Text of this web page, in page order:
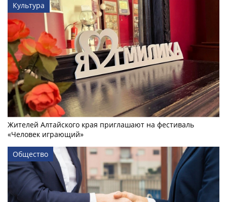
Культура
Жителей Алтайского края приглашают на фестиваль
«Человек играющий»
Общество